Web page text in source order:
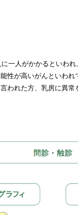
一人がかかるといわ
性が高いがんといわ
われた方、乳房に異